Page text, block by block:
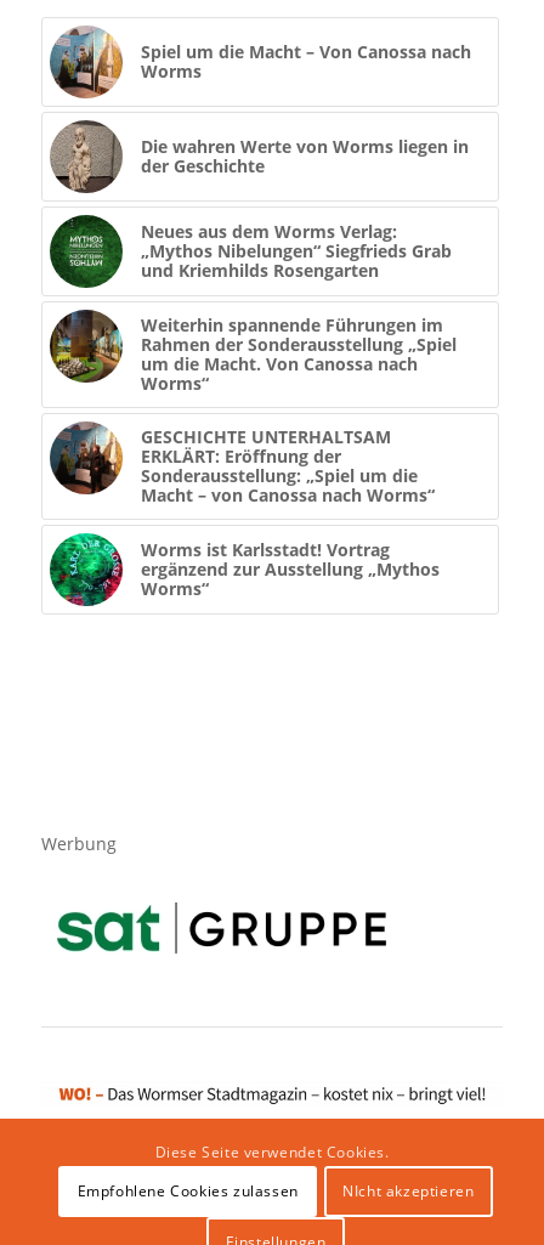
Spiel um die Macht – Von Canossa nach
Worms
Die wahren Werte von Worms liegen in
der Geschichte
Neues aus dem Worms Verlag:
„Mythos Nibelungen“ Siegfrieds Grab
und Kriemhilds Rosengarten
Weiterhin spannende Führungen im
Rahmen der Sonderausstellung „Spiel
um die Macht. Von Canossa nach
Worms“
GESCHICHTE UNTERHALTSAM
ERKLÄRT: Eröffnung der
Sonderausstellung: „Spiel um die
Macht – von Canossa nach Worms“
Worms ist Karlsstadt! Vortrag
ergänzend zur Ausstellung „Mythos
Worms“
Werbung
Impressum|Datenschutzerklärung|Website von klicklabor.de|
Diese Seite verwendet Cookies.
Empfohlene Cookies zulassen
NIcht akzeptieren